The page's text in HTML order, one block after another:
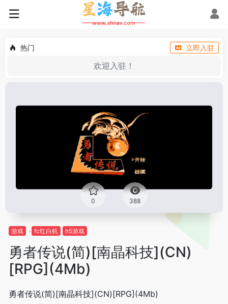
热门 立即入驻
欢迎入驻！
0 388
游戏 fc红白机 h5游戏
勇者传说(简)[南晶科技](CN)
[RPG](4Mb)
勇者传说(简)[南晶科技](CN)[RPG](4Mb)